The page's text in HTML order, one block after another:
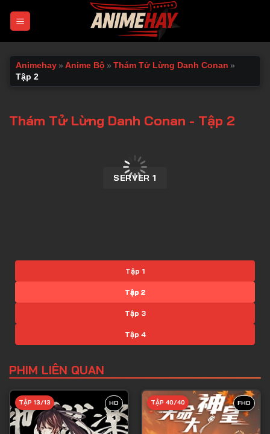
Animehay » Anime Bộ » Thám Tử Lừng Danh Conan »
Tập 2
Thám Tử Lừng Danh Conan - Tập 2
SERVER 1
Tập 1
Tập 2
Tập 3
Tập 4
Tập 6
Tập 8
PHIM LIÊN QUAN
HD
TẬP 13/13 FHD
TẬP 40/40